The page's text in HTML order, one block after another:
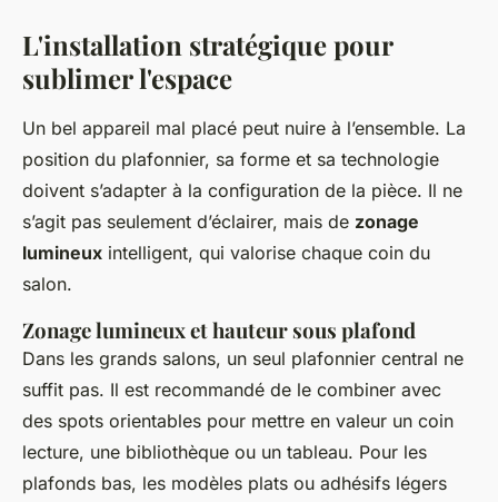
L'installation stratégique pour
sublimer l'espace
Un bel appareil mal placé peut nuire à l’ensemble. La
position du plafonnier, sa forme et sa technologie
doivent s’adapter à la configuration de la pièce. Il ne
s’agit pas seulement d’éclairer, mais de zonage
lumineux intelligent, qui valorise chaque coin du
salon.
Zonage lumineux et hauteur sous plafond
Dans les grands salons, un seul plafonnier central ne
suffit pas. Il est recommandé de le combiner avec
des spots orientables pour mettre en valeur un coin
lecture, une bibliothèque ou un tableau. Pour les
plafonds bas, les modèles plats ou adhésifs légers